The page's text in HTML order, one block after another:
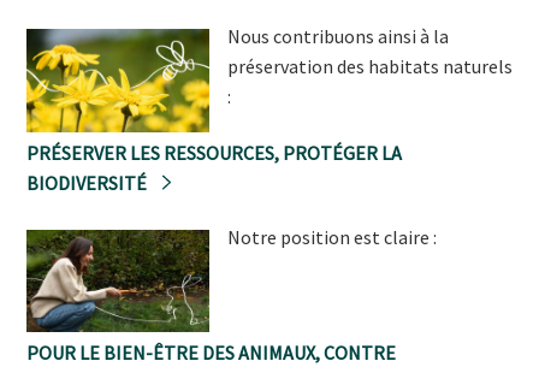
Nous contribuons ainsi à la
préservation des habitats naturels
:
PRÉSERVER LES RESSOURCES, PROTÉGER LA
BIODIVERSITÉ
Notre position est claire :
POUR LE BIEN-ÊTRE DES ANIMAUX, CONTRE